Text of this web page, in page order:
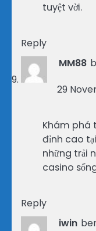
tuyệt vời.
Reply
MM88
29
Khám phá
đỉnh cao tại
những trải
casino
Reply
iwin